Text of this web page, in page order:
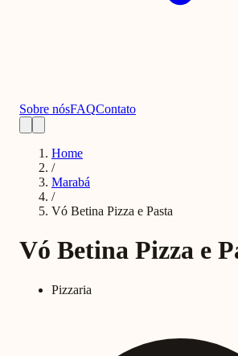
Sobre nósFAQContato
Home
/
Marabá
/
Vó Betina Pizza e Pasta
Vó Betina Pizza e
Pizzaria